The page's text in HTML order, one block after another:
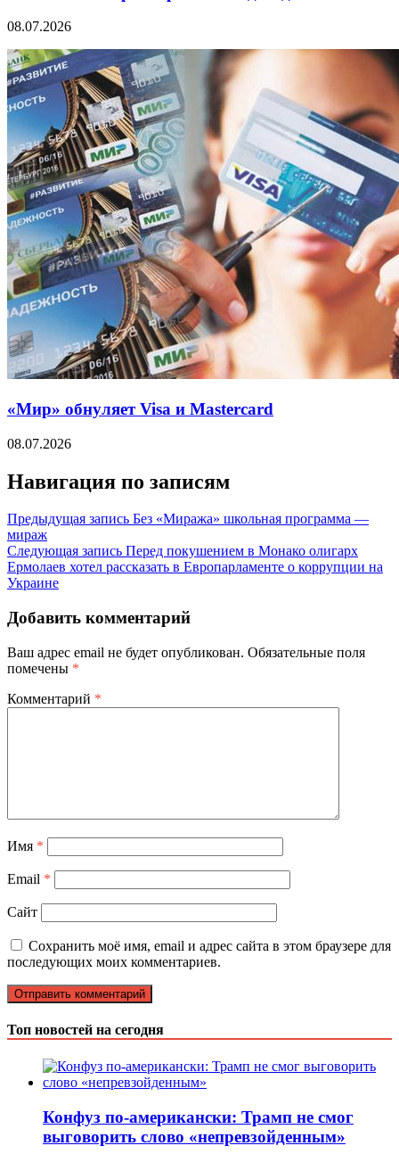
08.07.2026
«Мир» обнуляет Visa и Mastercard
08.07.2026
Навигация по записям
Предыдущая запись Без «Миража» школьная программа —
мираж
Следующая запись Перед покушением в Монако олигарх
Ермолаев хотел рассказать в Европарламенте о коррупции на
Украине
Добавить комментарий
Ваш адрес email не будет опубликован. Обязательные поля
помечены *
Комментарий *
Имя *
Email *
Сайт
Сохранить моё имя, email и адрес сайта в этом браузере для
последующих моих комментариев.
Топ новостей на сегодня
Конфуз по-американски: Трамп не смог
выговорить слово «непревзойденным»